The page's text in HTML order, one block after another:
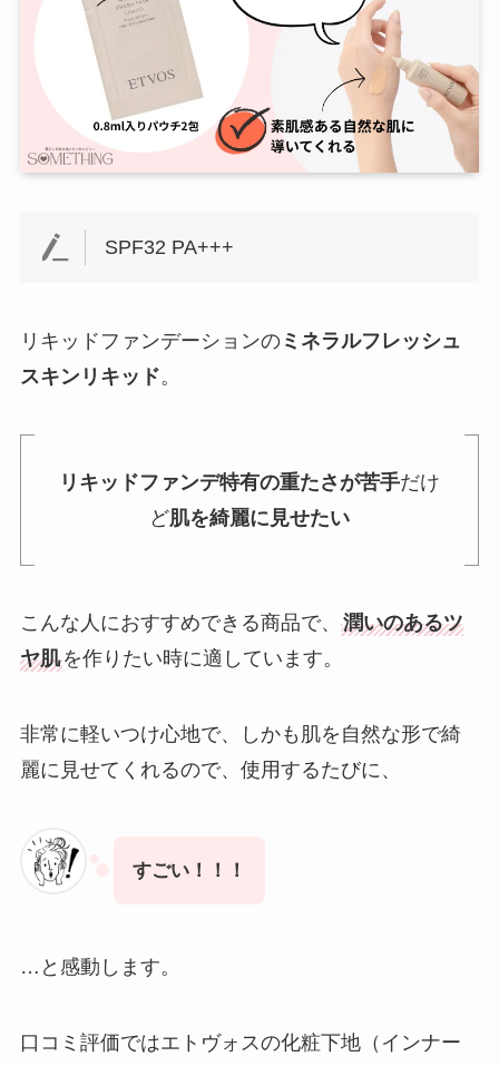
SPF32 PA+++
リキッドファンデーションのミネラルフレッシュ
スキンリキッド。
リキッドファンデ特有の重たさが苦手だけ
ど肌を綺麗に見せたい
こんな人におすすめできる商品で、 潤いのあるツ
ヤ肌を作りたい時に適しています。
非常に軽いつけ心地で、しかも肌を自然な形で綺
麗に見せてくれるので、使用するたびに、
すごい！！！
…と感動します。
口コミ評価ではエトヴォスの化粧下地（インナー